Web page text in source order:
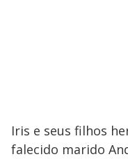
Iris e seus filhos
falecido marido